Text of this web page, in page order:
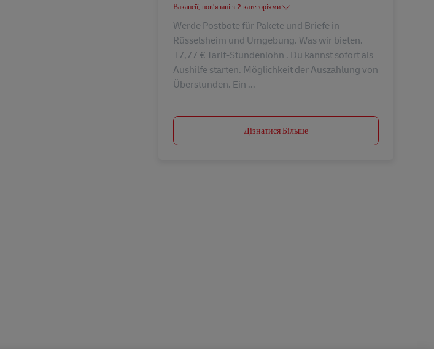
Вакансії, пов’язані з 2 категоріями
Werde Postbote für Pakete und Briefe in
Rüsselsheim und Umgebung. Was wir bieten.
17,77 € Tarif-Stundenlohn . Du kannst sofort als
Aushilfe starten. Möglichkeit der Auszahlung von
Überstunden. Ein ...
Дізнатися Більше